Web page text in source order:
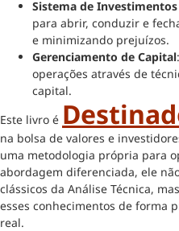
Sistema de
para abrir, conduzir e
e minimizando prejuízos.
Gerenciamento de Capital
operações através de
capital.
Este livro é
na bolsa de valores e
uma metodologia própria para
abordagem diferenciada, ele
clássicos da Análise Técnica,
esses conhecimentos de forma
real.